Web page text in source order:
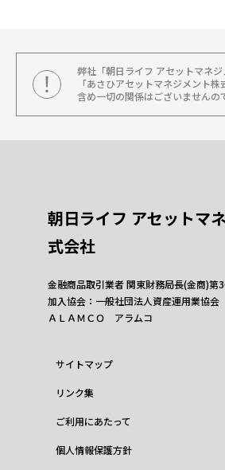
弊社「朝日ライフ アセットマネ
「あさひアセットマネジメント
含め一切の関係はございませんの
朝日ライフ アセットマ
式会社
金融商品取引業者 関東財務局長(金商)第
加入協会：一般社団法人資産運用業協会
ＡＬＡＭＣＯ アラムコ
サイトマップ
リンク集
ご利用にあたって
個人情報保護方針